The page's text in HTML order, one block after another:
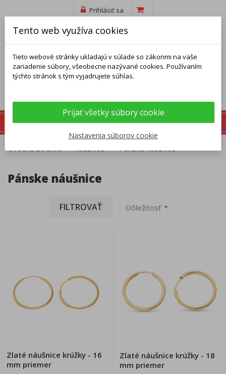
Prihlásiť sa
Úvodná stránka Náušnice Pánske náušnice
Pánske náušnice
FILTROVAŤ Dôležitosťarrow_drop_down
Zlaté náušnice krúžky - 16
mm priemer
Zlaté náušnice krúžky - 18
mm priemer
Tento web využíva cookies
Tieto webové stránky ukladajú v súlade so zákonmi na vaše
zariadenie súbory, všeobecne nazývané cookies. Používaním
týchto stránok s tým vyjadrujete súhlas.
Prijať všetky súbory cookie
Nastavenia súborov cookie